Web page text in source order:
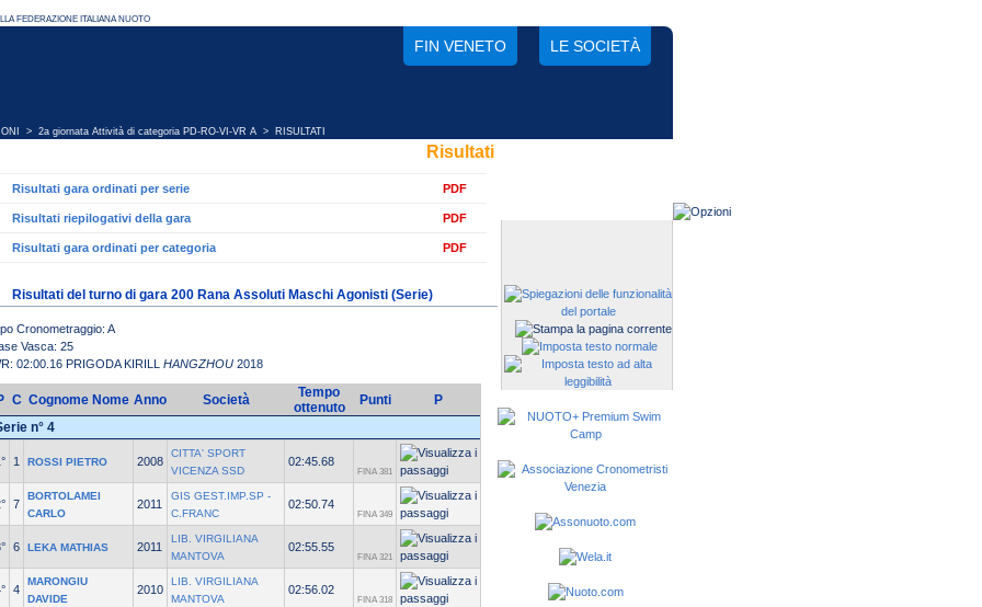
FIN VENETO LE SOCIETÀ
> 2a giornata Attività di categoria PD-RO-VI-VR A > RISULTATI
Risultati
Risultati gara ordinati per serie PDF
Risultati riepilogativi della gara PDF
Risultati gara ordinati per categoria PDF
Risultati del turno di gara 200 Rana Assoluti Maschi Agonisti (Serie)
Cronometraggio: A
Vasca: 25
02:00.16 PRIGODA KIRILL HANGZHOU 2018
C Cognome Nome Anno Società
Tempo
ottenuto
Punti
P
n° 4
1 ROSSI PIETRO 2008
CITTA' SPORT
VICENZA SSD
02:45.68
FINA 381
7
BORTOLAMEI
CARLO
2011
GIS GEST.IMP.SP -
C.FRANC
02:50.74
FINA 349
6 LEKA MATHIAS 2011
LIB. VIRGILIANA
MANTOVA
02:55.55
FINA 321
4
MARONGIU
DAVIDE
2010
LIB. VIRGILIANA
MANTOVA
02:56.02
FINA 318